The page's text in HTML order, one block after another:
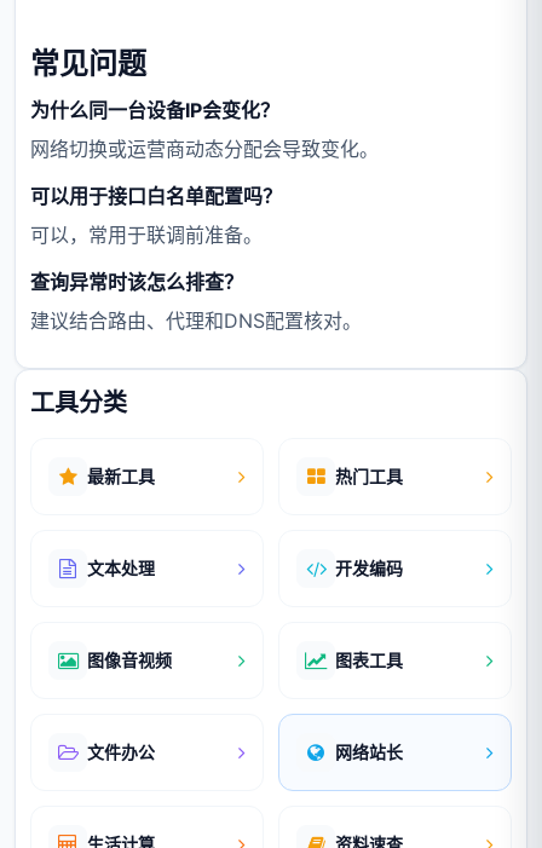
常见问题
为什么同一台设备IP会变化？
网络切换或运营商动态分配会导致变化。
可以用于接口白名单配置吗？
可以，常用于联调前准备。
查询异常时该怎么排查？
建议结合路由、代理和DNS配置核对。
工具分类
最新工具 热门工具
文本处理 开发编码
图像音视频 图表工具
文件办公 网络站长